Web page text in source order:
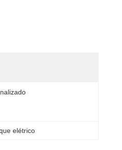
elétrico